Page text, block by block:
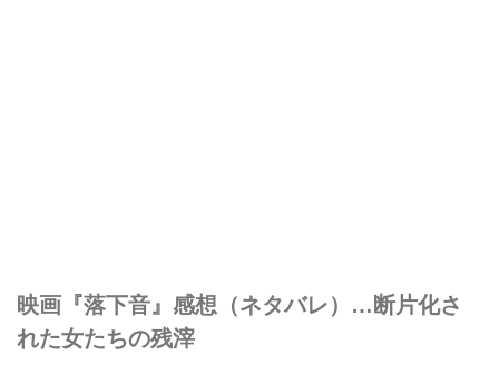
映画『落下音』感想（ネタバレ）…断片化さ
れた女たちの残滓